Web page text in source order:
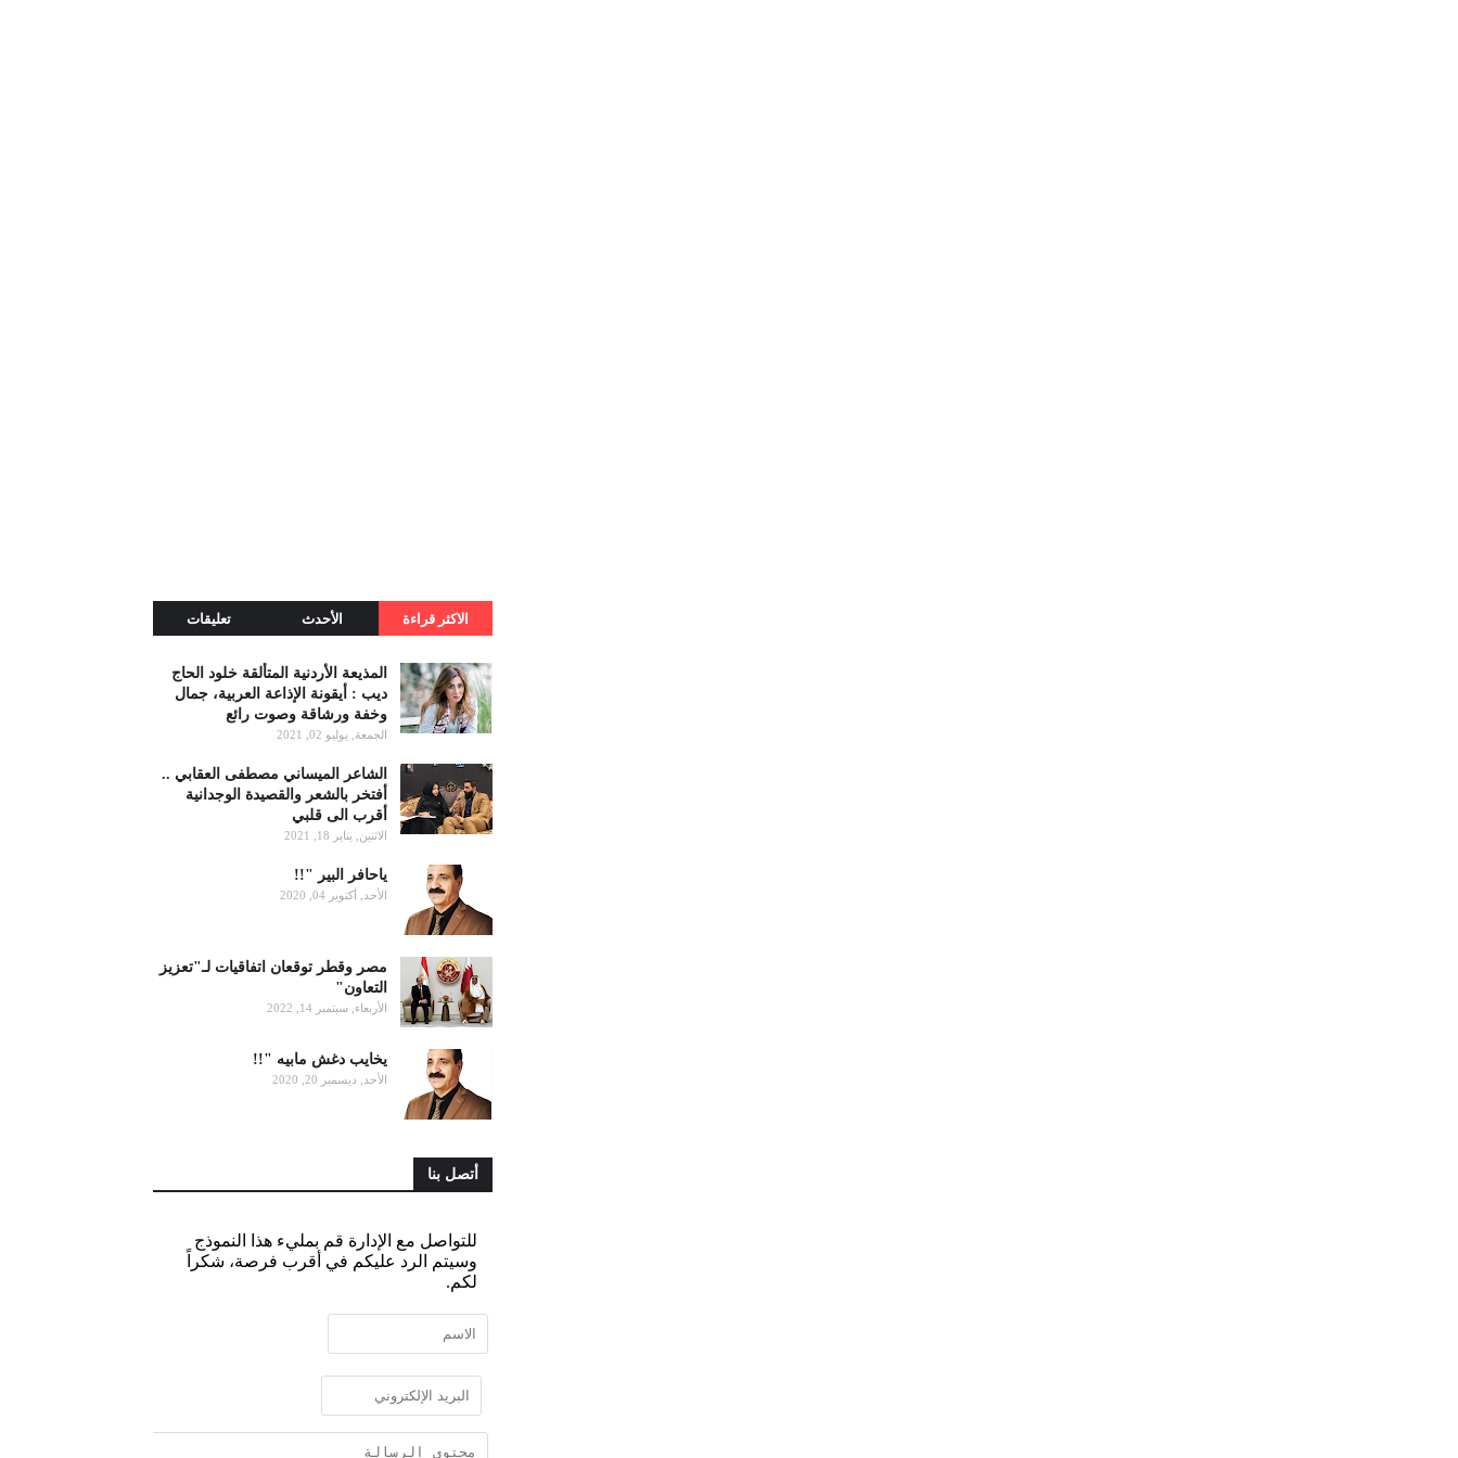
الاكثر قراءة الأحدث تعليقات
المذيعة الأردنية المتألقة خلود الحاج
ديب : أيقونة الإذاعة العربية، جمال
وخفة ورشاقة وصوت رائع
الجمعة, يوليو 02, 2021
الشاعر الميساني مصطفى العقابي ..
أفتخر بالشعر والقصيدة الوجدانية
أقرب الى قلبي
الاثنين, يناير 18, 2021
ياحافر البير "!!
الأحد, أكتوبر 04, 2020
مصر وقطر توقعان اتفاقيات لـ"تعزيز
التعاون"
الأربعاء, سبتمبر 14, 2022
يخايب دغش مابيه "!!
الأحد, ديسمبر 20, 2020
أتصل بنا
للتواصل مع الإدارة قم بمليء هذا النموذج
وسيتم الرد عليكم في أقرب فرصة، شكراً
لكم.